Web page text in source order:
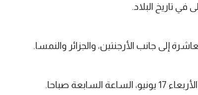
تاريخ البلاد.
إلى جانب الأرجنتين، والجزائر والنمسا.
صباحا.